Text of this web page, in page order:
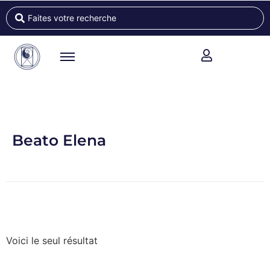
Beato Elena
Voici le seul résultat